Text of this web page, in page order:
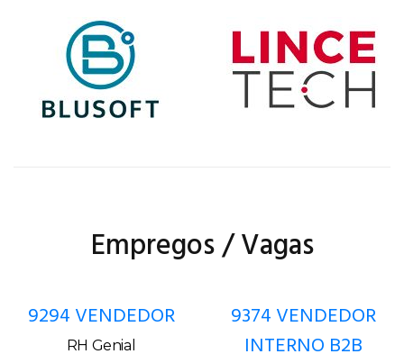
Empregos / Vagas
9294 VENDEDOR
RH Genial
9374 VENDEDOR
INTERNO B2B